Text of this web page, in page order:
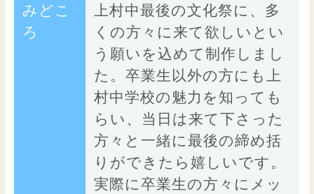
みどこ
ろ
上村中最後の文化祭に、多
くの方々に来て欲しいとい
う願いを込めて制作しまし
た。卒業生以外の方にも上
村中学校の魅力を知っても
らい、当日は来て下さった
方々と一緒に最後の締め括
りができたら嬉しいです。
実際に卒業生の方々にメッ